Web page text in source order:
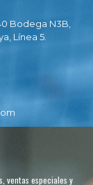
Bodega N3B,
Línea 5.
ventas especiales y